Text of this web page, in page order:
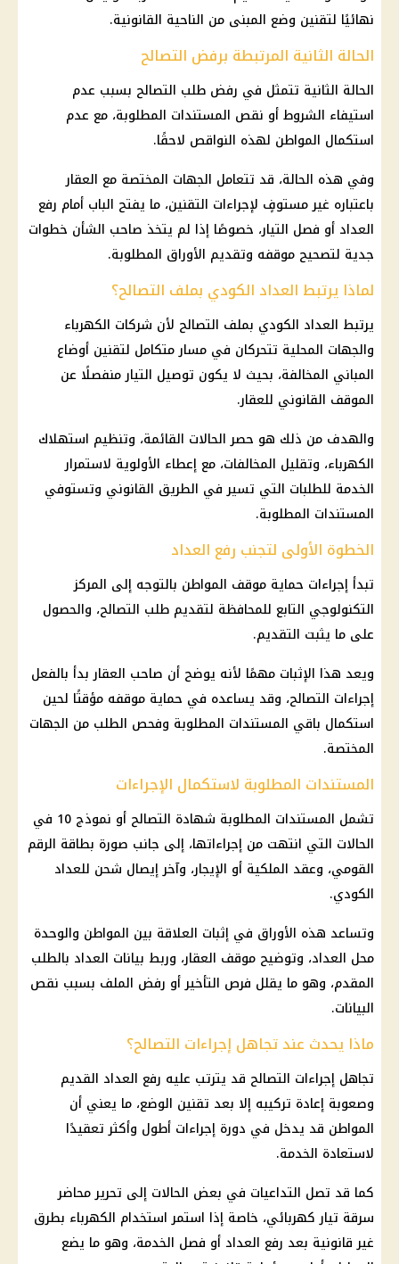
نهائيًا لتقنين وضع المبنى من الناحية القانونية.
الحالة الثانية المرتبطة برفض التصالح
الحالة الثانية تتمثل في رفض طلب التصالح بسبب عدم
استيفاء الشروط أو نقص المستندات المطلوبة، مع عدم
استكمال المواطن لهذه النواقص لاحقًا.
وفي هذه الحالة، قد تتعامل الجهات المختصة مع العقار
باعتباره غير مستوفٍ لإجراءات التقنين، ما يفتح الباب أمام رفع
العداد أو فصل التيار، خصوصًا إذا لم يتخذ صاحب الشأن خطوات
جدية لتصحيح موقفه وتقديم الأوراق المطلوبة.
لماذا يرتبط العداد الكودي بملف التصالح؟
يرتبط العداد الكودي بملف التصالح لأن شركات الكهرباء
والجهات المحلية تتحركان في مسار متكامل لتقنين أوضاع
المباني المخالفة، بحيث لا يكون توصيل التيار منفصلًا عن
الموقف القانوني للعقار.
والهدف من ذلك هو حصر الحالات القائمة، وتنظيم استهلاك
الكهرباء، وتقليل المخالفات، مع إعطاء الأولوية لاستمرار
الخدمة للطلبات التي تسير في الطريق القانوني وتستوفي
المستندات المطلوبة.
الخطوة الأولى لتجنب رفع العداد
تبدأ إجراءات حماية موقف المواطن بالتوجه إلى المركز
التكنولوجي التابع للمحافظة لتقديم طلب التصالح، والحصول
على ما يثبت التقديم.
ويعد هذا الإثبات مهمًا لأنه يوضح أن صاحب العقار بدأ بالفعل
إجراءات التصالح، وقد يساعده في حماية موقفه مؤقتًا لحين
استكمال باقي المستندات المطلوبة وفحص الطلب من الجهات
المختصة.
المستندات المطلوبة لاستكمال الإجراءات
تشمل المستندات المطلوبة شهادة التصالح أو نموذج 10
في
الحالات التي انتهت من إجراءاتها، إلى جانب صورة بطاقة الرقم
القومي، وعقد الملكية أو الإيجار، وآخر إيصال شحن للعداد
الكودي.
وتساعد هذه الأوراق في إثبات العلاقة بين المواطن والوحدة
محل العداد، وتوضيح موقف العقار، وربط بيانات العداد بالطلب
المقدم، وهو ما يقلل فرص التأخير أو رفض الملف بسبب نقص
البيانات.
ماذا يحدث عند تجاهل إجراءات التصالح؟
تجاهل إجراءات التصالح قد يترتب عليه رفع العداد القديم
وصعوبة إعادة تركيبه إلا بعد تقنين الوضع، ما يعني أن
المواطن قد يدخل في دورة إجراءات أطول وأكثر تعقيدًا
لاستعادة الخدمة.
كما قد تصل التداعيات في بعض الحالات إلى تحرير محاضر
سرقة تيار كهربائي، خاصة إذا استمر استخدام الكهرباء بطرق
غير قانونية بعد رفع العداد أو فصل الخدمة، وهو ما يضع